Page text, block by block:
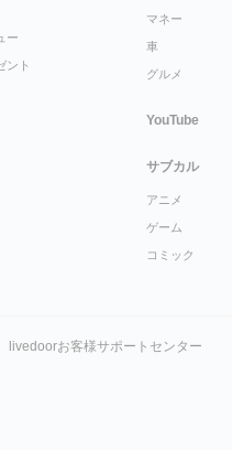
ー
ント
マネー
車
グルメ
YouTube
サブカル
アニメ
ゲーム
コミック
livedoorお客様サポートセンター